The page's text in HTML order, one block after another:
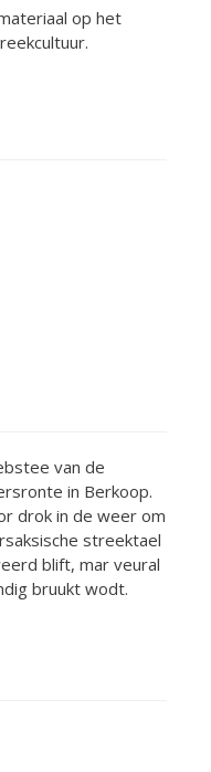
op het
van de
in Berkoop.
drok in de weer om
streektael
blift, mar veural
bruukt wodt.